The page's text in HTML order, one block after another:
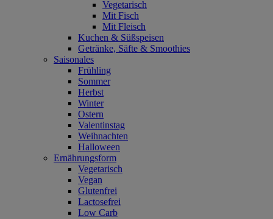
Vegetarisch
Mit Fisch
Mit Fleisch
Kuchen & Süßspeisen
Getränke, Säfte & Smoothies
Saisonales
Frühling
Sommer
Herbst
Winter
Ostern
Valentinstag
Weihnachten
Halloween
Ernährungsform
Vegetarisch
Vegan
Glutenfrei
Lactosefrei
Low Carb